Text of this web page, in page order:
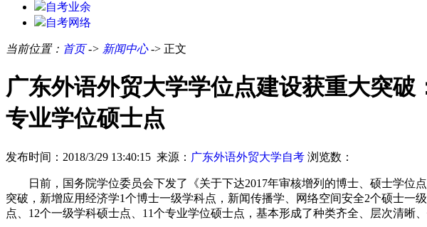
自考业余
自考网络
当前位置： 首页-> 新闻中心-> 正文
广东外语外贸大学学位点建设获重大突
专业学位硕士点
发布时间：2018/3/29 13:40:15 来源： 广东外语外贸大学自考 浏览数：
日前，国务院学位委员会下发了《关于下达2017年审核增列的博士、硕士学位
突破，新增应用经济学1个博士一级学科点，新闻传播学、网络空间安全2个硕士
点、12个一级学科硕士点、11个专业学位硕士点，基本形成了种类齐全、层次清晰